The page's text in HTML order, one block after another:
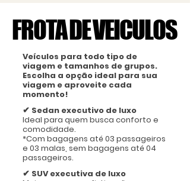
FROTA DE VEICULOS
FROTA DE VEICULOS
Veículos para todo tipo de
viagem e tamanhos de grupos.
Escolha a opção ideal para sua
viagem e aproveite cada
momento!
✔ Sedan executivo de luxo
Ideal para quem busca conforto e
comodidade.
*Com bagagens até 03 passageiros
e 03 malas, sem bagagens até 04
passageiros.
✔ SUV executiva de luxo